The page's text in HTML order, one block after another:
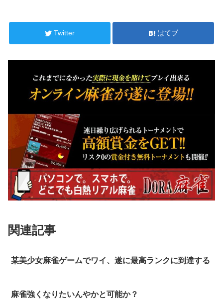
Twitter はてブ
関連記事
某美少女麻雀ゲームでワイ、遂に最高ランクに到達する
麻雀強くなりたいんやかと可能か？